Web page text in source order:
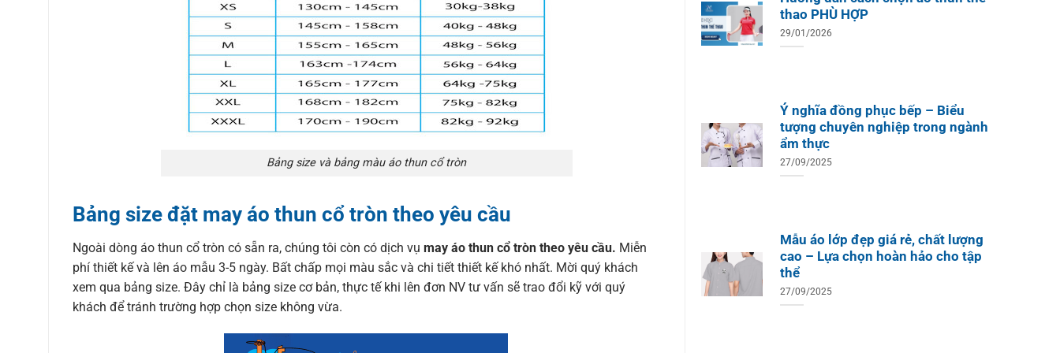
Bảng size và bảng màu áo thun cổ tròn
Bảng size đặt may áo thun cổ tròn theo yêu cầu
Ngoài dòng áo thun cổ tròn có sẵn ra, chúng tôi còn có dịch vụ may áo thun cổ tròn theo yêu cầu. Miễn
phí thiết kế và lên áo mẫu 3-5 ngày. Bất chấp mọi màu sắc và chi tiết thiết kế khó nhất. Mời quý khách
xem qua bảng size. Đây chỉ là bảng size cơ bản, thực tế khi lên đơn NV tư vấn sẽ trao đổi kỹ với quý
khách để tránh trường hợp chọn size không vừa.
thao PHÙ HỢP
29/01/2026
Ý nghĩa đồng phục bếp – Biểu
tượng chuyên nghiệp trong ngành
ẩm thực
27/09/2025
Mẫu áo lớp đẹp giá rẻ, chất lượng
cao – Lựa chọn hoàn hảo cho tập
thể
27/09/2025